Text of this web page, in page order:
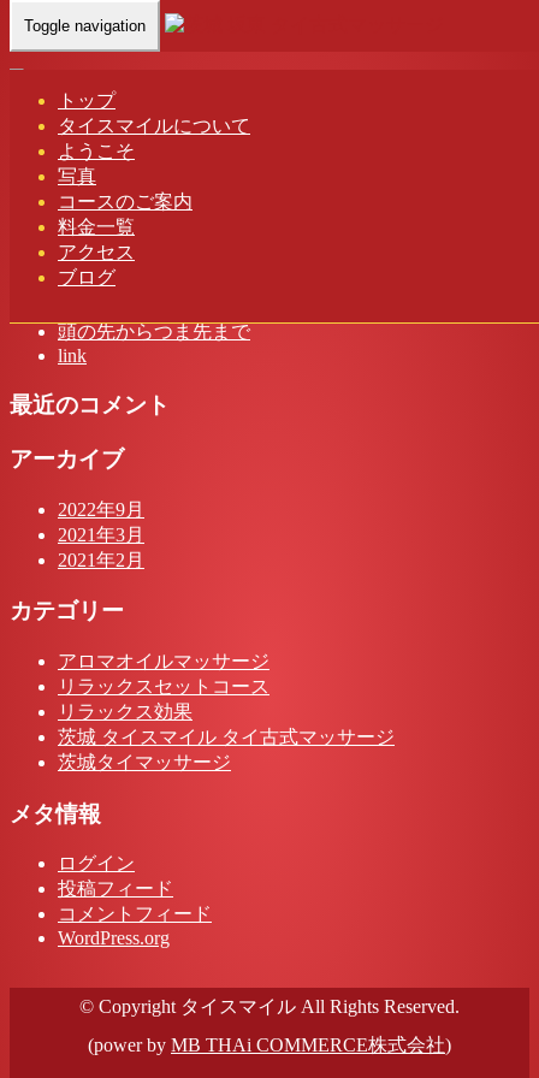
Toggle navigation
トップ
タイスマイルについて
ようこそ
写真
コースのご案内
料金一覧
アクセス
ブログ
Home- ハル(…
ハル(Haru)茨城 坂東 タイスマイル タイ古式マッサージ
最近の投稿
頭の先からつま先まで
link
最近のコメント
アーカイブ
2022年9月
2021年3月
2021年2月
カテゴリー
アロマオイルマッサージ
リラックスセットコース
リラックス効果
茨城 タイスマイル タイ古式マッサージ
茨城タイマッサージ
メタ情報
ログイン
投稿フィード
コメントフィード
WordPress.org
© Copyright タイスマイル All Rights Reserved.
(power by MB THAi COMMERCE株式会社)